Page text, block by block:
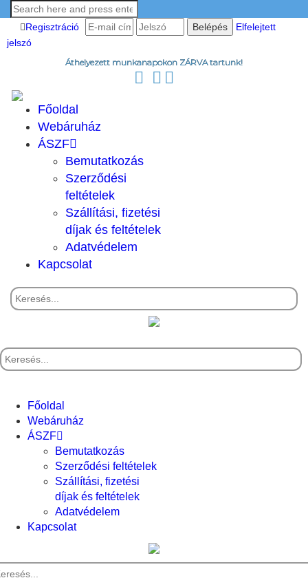
Regisztráció
Elfelejtett
jelszó
Áthelyezett munkanapokon ZÁRVA tartunk!
Főoldal
Webáruház
ÁSZF
Bemutatkozás
Szerződési
feltételek
Szállítási, fizetési
díjak és feltételek
Adatvédelem
Kapcsolat
Főoldal
Webáruház
ÁSZF
Bemutatkozás
Szerződési feltételek
Szállítási, fizetési
díjak és feltételek
Adatvédelem
Kapcsolat